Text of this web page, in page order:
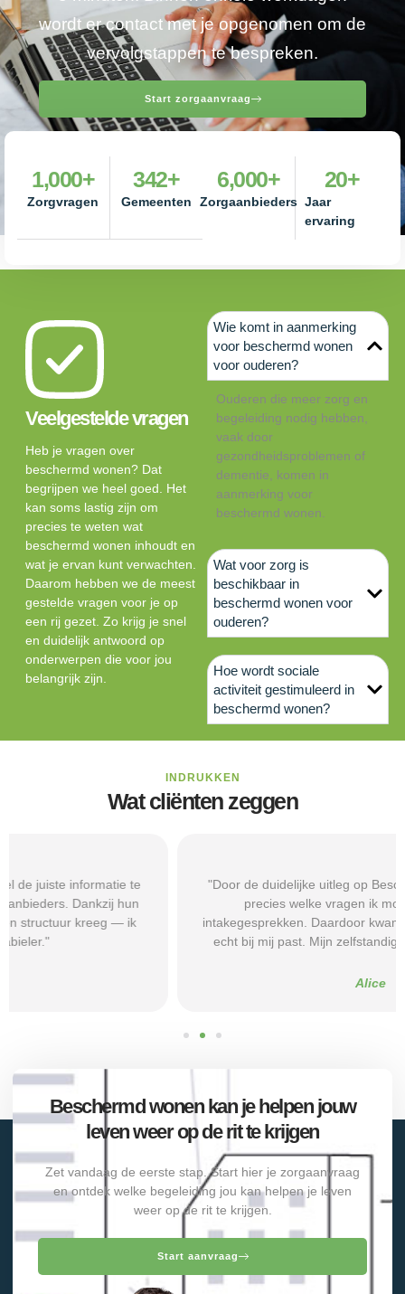
wordt er contact met je opgenomen om de
vervolgstappen te bespreken.
Start zorgaanvraag
Zorgvragen
1,000+
Gemeenten
342+
Zorgaanbieders
6,000+
Jaar
ervaring
20+
Veelgestelde vragen
Heb je vragen over
beschermd wonen? Dat
begrijpen we heel goed. Het
kan soms lastig zijn om
precies te weten wat
beschermd wonen inhoudt en
wat je ervan kunt verwachten.
Daarom hebben we de meest
gestelde vragen voor je op
een rij gezet. Zo krijg je snel
en duidelijk antwoord op
onderwerpen die voor jou
belangrijk zijn.
Wie komt in aanmerking
voor beschermd wonen
voor ouderen?
Ouderen die meer zorg en
begeleiding nodig hebben,
vaak door
gezondheidsproblemen of
dementie, komen in
aanmerking voor
beschermd wonen.
Wat voor zorg is
beschikbaar in
beschermd wonen voor
ouderen?
Hoe wordt sociale
activiteit gestimuleerd in
beschermd wonen?
INDRUKKEN
Wat cliënten zeggen
"Door de duidelijke uitleg op Beschermd-Wonen.nl wist ik
precies welke vragen ik moest stellen tijdens
intakegesprekken. Daardoor kwam ik bij een aanbieder die
echt bij mij past. Mijn zelfstandigheid is flink verbeterd."
Beschermd wonen kan je helpen jouw
leven weer op de rit te krijgen
Zet vandaag de eerste stap. Start hier je zorgaanvraag
en ontdek welke begeleiding jou kan helpen je leven
weer op de rit te krijgen.
Start aanvraag